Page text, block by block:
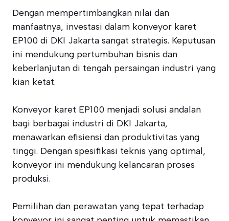
Dengan mempertimbangkan nilai dan
manfaatnya, investasi dalam konveyor karet
EP100 di DKI Jakarta sangat strategis. Keputusan
ini mendukung pertumbuhan bisnis dan
keberlanjutan di tengah persaingan industri yang
kian ketat.
Konveyor karet EP100 menjadi solusi andalan
bagi berbagai industri di DKI Jakarta,
menawarkan efisiensi dan produktivitas yang
tinggi. Dengan spesifikasi teknis yang optimal,
konveyor ini mendukung kelancaran proses
produksi.
Pemilihan dan perawatan yang tepat terhadap